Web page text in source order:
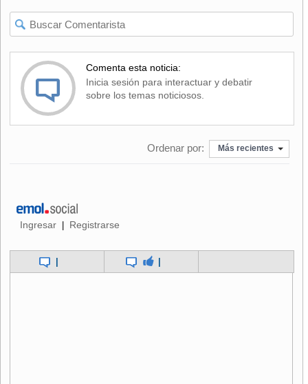
Comenta esta noticia:
Inicia sesión para interactuar y debatir
sobre los temas noticiosos.
Ordenar por: Más recientes
Ingresar | Registrarse
| |